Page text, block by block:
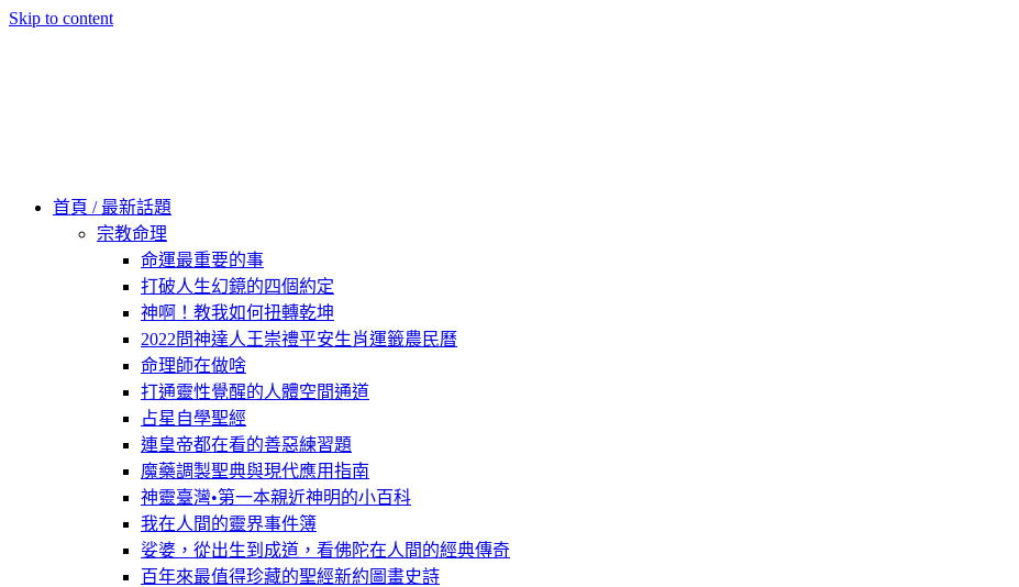
Skip to content
首頁 / 最新話題
宗教命理
命運最重要的事
打破人生幻鏡的四個約定
神啊！教我如何扭轉乾坤
2022問神達人王崇禮平安生肖運籤農民曆
命理師在做啥
打通靈性覺醒的人體空間通道
占星自學聖經
連皇帝都在看的善惡練習題
魔藥調製聖典與現代應用指南
神靈臺灣•第一本親近神明的小百科
我在人間的靈界事件簿
娑婆，從出生到成道，看佛陀在人間的經典傳奇
百年來最值得珍藏的聖經新約圖畫史詩